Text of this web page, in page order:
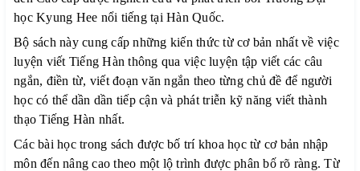
học Kyung Hee nổi tiếng tại Hàn Quốc.
Bộ sách này cung cấp những kiến thức từ cơ bản nhất về việc
luyện viết Tiếng Hàn thông qua việc luyện tập viết các câu
ngắn, điền từ, viết đoạn văn ngắn theo từng chủ đề để người
học có thể dần dần tiếp cận và phát triễn kỹ năng viết thành
thạo Tiếng Hàn nhất.
Các bài học trong sách được bố trí khoa học từ cơ bản nhập
môn đến nâng cao theo một lộ trình được phân bố rõ ràng. Từ